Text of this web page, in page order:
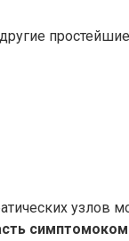
узлов